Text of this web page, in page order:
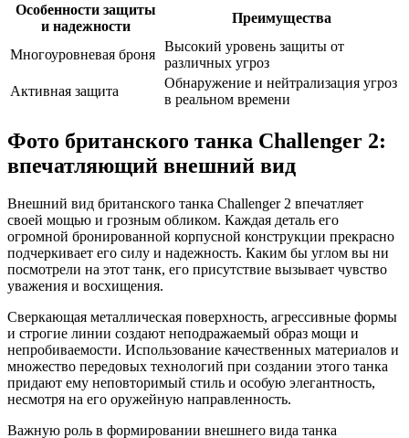
Особенности защиты
и надежности
Преимущества
Многоуровневая броня
Высокий уровень защиты от
различных угроз
Активная защита
Обнаружение и нейтрализация угроз
в реальном времени
Фото британского танка Challenger 2:
впечатляющий внешний вид
Внешний вид британского танка Challenger 2 впечатляет
своей мощью и грозным обликом. Каждая деталь его
огромной бронированной корпусной конструкции прекрасно
подчеркивает его силу и надежность. Каким бы углом вы ни
посмотрели на этот танк, его присутствие вызывает чувство
уважения и восхищения.
Сверкающая металлическая поверхность, агрессивные формы
и строгие линии создают неподражаемый образ мощи и
непробиваемости. Использование качественных материалов и
множество передовых технологий при создании этого танка
придают ему неповторимый стиль и особую элегантность,
несмотря на его оружейную направленность.
Важную роль в формировании внешнего вида танка